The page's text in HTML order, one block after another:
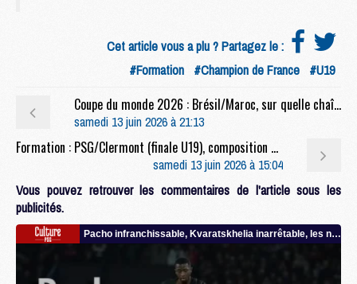
Cet article vous a plu ? Partagez le :
#Formation #Champion de France #U19
Coupe du monde 2026 : Brésil/Maroc, sur quelle chaîne et à quelle heure regarder le duel Marquinhos/Hakimi ?
samedi 13 juin 2026 à 21:13
Formation : PSG/Clermont (finale U19), composition et lien streaming
samedi 13 juin 2026 à 15:04
Vous pouvez retrouver les commentaires de l'article sous les
publicités.